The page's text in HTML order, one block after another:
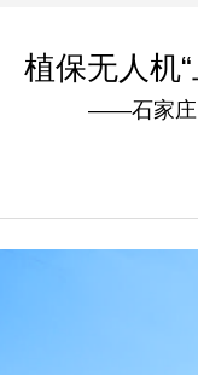
植保无人机
——石家庄